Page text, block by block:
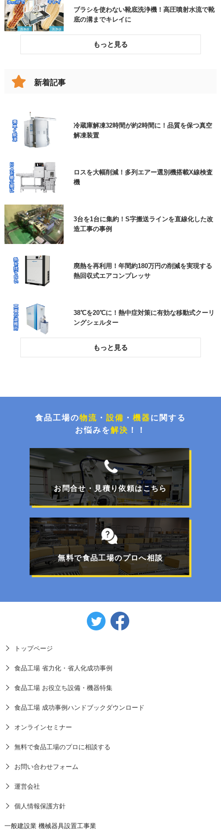
客様は、ご用件欄に商品名をご入力いただきますよ
うご協力よろしくお願いいたします。
個人情報保護方針
その他(製品分類)
ブラシを使わない靴底洗浄機！高圧噴射水流で靴
底の溝までキレイに
破損したコンベヤベルトを交換してリスクを低減
新着記事
冷蔵庫解凍32時間が約2時間に！品質を保つ真空
解凍装置
ロスを大幅削減！多列エアー選別機搭載X線検査
機
3台を1台に集約！S字搬送ラインを直線化した改
造工事の事例
廃熱を再利用！年間約180万円の削減を実現する
熱回収式エアコンプレッサ
38℃を20℃に！熱中症対策に有効な移動式クーリ
ングシェルター
投入作業をスムーズに！高所作業をなくす粉粒体
イズグルー塗布システム
チョコ停解消と処理能力UP！封函・キの字梱包
ライン更新事例
【特集】FOOMA JAPAN 2026展示商品のご紹介
フォークリフトで移動可能！工事不要のパレット
一体型エアコン
食品工場の物流 ・ 設備 ・ 機器に関する
お悩みを解決 ！！
お問合せ・見積り依頼はこちら
無料で食品工場のプロへ相談
トップページ
食品工場 省力化・省人化成功事例
食品工場 お役立ち設備・機器特集
食品工場 成功事例ハンドブックダウンロード
オンラインセミナー
無料で食品工場のプロに相談する
お問い合わせフォーム
運営会社
個人情報保護方針
一般建設業 機械器具設置工事業